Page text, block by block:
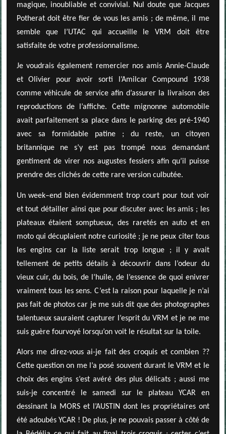
magique, inoubliable et convivial. Nul doute que Jacques
Potherat doit être fier de vous les amis ; de même, il me
semble que l’UTAC qui accueille le VRM doit être
satisfaite de votre professionnalisme.
Je voudrais également remercier nos amis Annie-Claude
et Olivier pour avoir sorti l’Amilcar Compound 1938
comme véhicule de service afin d’assurer la livraison des
reproductions de l’affiche. Cette mignonne automobile
avait parfaitement sa place dans le parking des pré-1940
avec sa formidable patine ; du reste, un citoyen
britannique ne s’y est pas trompé nous demandant
gentiment de virer nos augustes fessiers afin qu’il puisse
prendre des clichés de cette rare version culbutée.
Un week–end bien évidemment trop court pour tout voir
et tout détailler ainsi que pour discuter avec les amis ; les
plateaux étaient somptueux, des raretés en auto et en
moto qui décuplaient notre curiosité ; je ne peux citer tous
les engins car la liste serait trop longue ; il y avait
tellement de petits détails à découvrir dans l’odeur du
vieux cuir, du bois, de l’huile, de l’essence de quoi enivrer
vraiment tous les sens. C’est la raison pour laquelle je n’ai
pas fait de photos car je me suis dit que des photographes
talentueux sauraient capturer l’esprit du VRM et je ne me
suis guère fourvoyé lorsqu’on voit le résultat sur la toile.
Alors me direz-vous ai-je fait des croquis et combien ??
Cette question on me l’a posé souvent durant le VRM et le
choix des engins s’est avéré des plus délicats ; aussi me
suis-je concentré le samedi sur le plateau YCAR en
dessinant la MORS et l’AUSTIN dont les propriétaires ont
été adoubés YCAR ! De plus, je ne pouvais passer à côté de